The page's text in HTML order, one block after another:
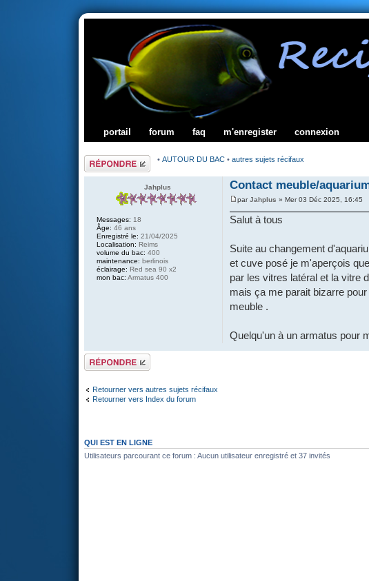
portail forum faq m'enregister connexion
Répondre • AUTOUR DU BAC • autres sujets récifaux
Contact meuble/
parJahplus » Mer 03 Déc 2025, 16:45
Salut à tous
Suite au changement
et cuve posé je m'aperçois
par les vitres latéral et la vitre
mais ça me parait bizarre
meuble .
Quelqu'un à un armatus pour
Jahplus
Messages: 18
Âge: 46 ans
Enregistré le: 21/04/2025
Localisation: Reims
volume du bac: 400
maintenance: berlinois
éclairage: Red sea 90 x2
mon bac: Armatus 400
Répondre
Retourner vers autres sujets récifaux
Retourner vers Index du forum
QUI EST EN LIGNE
Utilisateurs parcourant ce forum : Aucun utilisateur enregistré et 37 invités